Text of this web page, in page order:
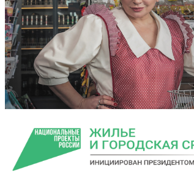
Знаете, какая
чтобы
Написать о проблеме